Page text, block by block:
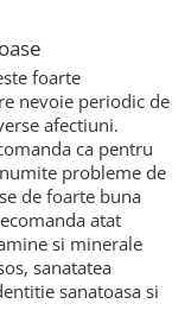
foarte
nevoie periodic de
afectiuni.
ca pentru
probleme de
de foarte buna
atat
si minerale
sanatatea
sanatoasa si